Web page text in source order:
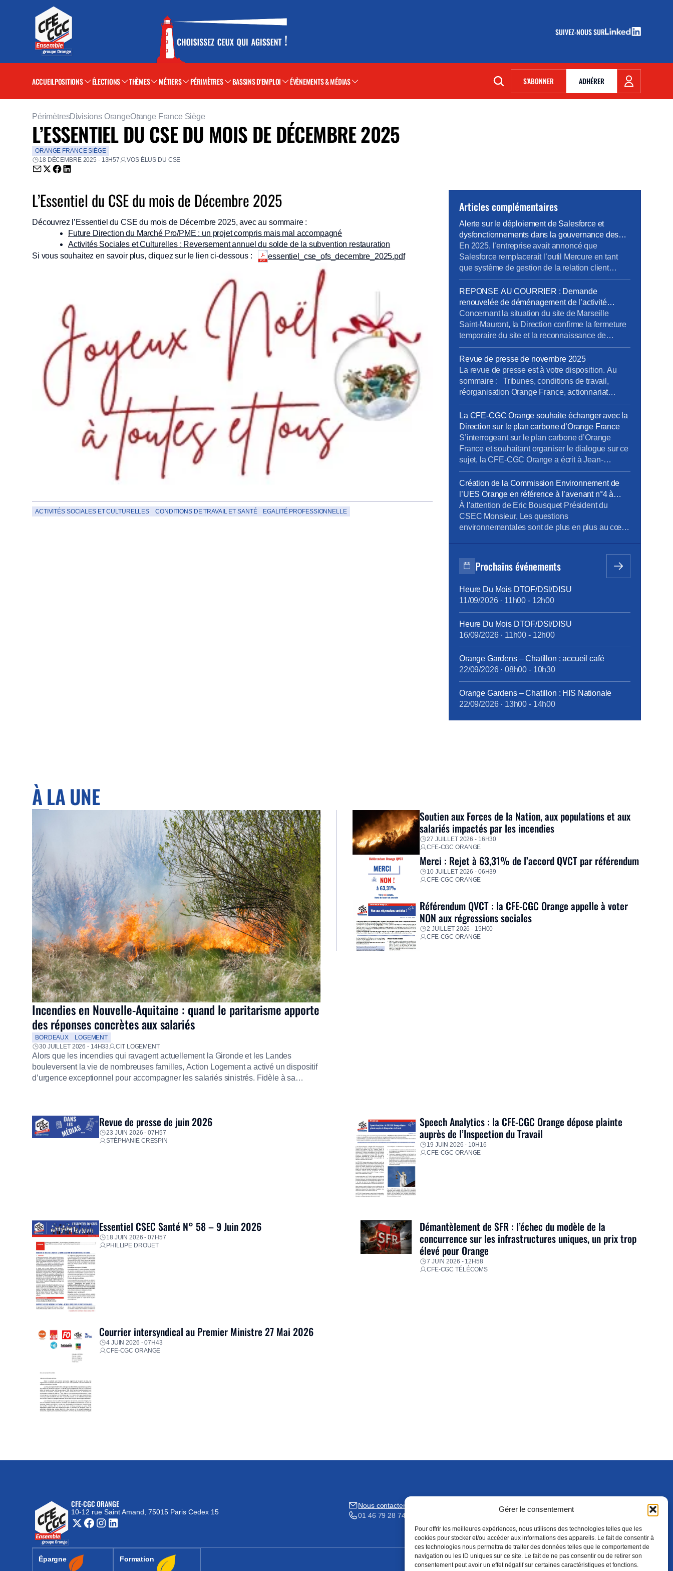
Gérer le consentement
Pour offrir les meilleures expériences, nous utilisons des technologies telles que les
cookies pour stocker et/ou accéder aux informations des appareils. Le fait de consentir à
ces technologies nous permettra de traiter des données telles que le comportement de
navigation ou les ID uniques sur ce site. Le fait de ne pas consentir ou de retirer son
consentement peut avoir un effet négatif sur certaines caractéristiques et fonctions.
SUIVEZ-NOUS SUR
(NOUVELLE FENÊTRE)
ACCUEILPOSITIONS ÉLECTIONS THÈMES MÉTIERS PÉRIMÈTRES BASSINS D'EMPLOI ÉVÈNEMENTS & MÉDIAS S'ABONNER(NOUVELLE FENÊTRE)
ADHÉRER
PérimètresDivisions OrangeOrange France Siège
L’ESSENTIEL DU CSE DU MOIS DE DÉCEMBRE 2025
ORANGE FRANCE SIÈGE
18 DÉCEMBRE 2025 - 13H57
VOS ÉLUS DU CSE
Envoyer par email (nouvelle fenêtre)
Partager sur Twitter (nouvelle fenêtre)
Partager sur Facebook (nouvelle fenêtre)
Partager sur LinkedIn (nouvelle fenêtre)
L’Essentiel du CSE du mois de Décembre 2025
Découvrez l’Essentiel du CSE du mois de Décembre 2025, avec au sommaire :
Future Direction du Marché Pro/PME : un projet compris mais mal accompagné
Activités Sociales et Culturelles : Reversement annuel du solde de la subvention restauration
Si vous souhaitez en savoir plus, cliquez sur le lien ci-dessous :
essentiel_cse_ofs_decembre_2025.pdf
ACTIVITÉS SOCIALES ET CULTURELLES CONDITIONS DE TRAVAIL ET SANTÉ EGALITÉ PROFESSIONNELLE
Articles complémentaires
Alerte sur le déploiement de Salesforce et
dysfonctionnements dans la gouvernance des
projets métiers
En 2025, l’entreprise avait annoncé que
Salesforce remplacerait l’outil Mercure en tant
que système de gestion de la relation client
(CRM). À cette occasion, la Direction Pro-PME et
la Direction du Système d’Information (DSI)
avaient sollicité chaque métier pour élaborer un
cahier des charges rigoureux, destiné à prendre
en compte les besoins terrain spécifiques de […]
REPONSE AU COURRIER : Demande
renouvelée de déménagement de l’activité
tertiaire du site de Marseille Saint-Mauront
Concernant la situation du site de Marseille
Saint-Mauront, la Direction confirme la fermeture
temporaire du site et la reconnaissance de
risques graves pour la sécurité des salariés,
mais ne répond pas à l’exigence essentielle
formulée par la CFE-CGC Orange : une décision
claire et définitive sur le non-retour des activités
tertiaires. {loadmoduleid 245}
mauront_9janv26.pdf Retrouvez le […]
Revue de presse de novembre 2025
La revue de presse est à votre disposition. Au
sommaire : Tribunes, conditions de travail,
réorganisation Orange France, actionnariat
salarial, vente SFR, opérateurs satellitaires. Pour
la consulter : revue de presse de novembre Pour
vous abonner gratuitement : s’abonner Vous
pouvez lire les articles au fil de leur publication
en rubrique Revue de presse, mais […]
La CFE-CGC Orange souhaite échanger avec la
Direction sur le plan carbone d’Orange France
S’interrogeant sur le plan carbone d’Orange
France et souhaitant organiser le dialogue sur ce
sujet, la CFE-CGC Orange a écrit à Jean-
François Fallacher. Objet : programme Orange
Carbone d’Orange France et lancement d’une
offre de Smart TV pour les Jeux Olympiques de
Paris Monsieur, En décembre dernier, vous avez
présenté le lancement du programme carbone
[…]
Création de la Commission Environnement de
l’UES Orange en référence à l’avenant n°4 à
l’accord portant sur le dialogue social au sein de
l’UES Orange _ document du 24 octobre 2023
À l’attention de Eric Bousquet Président du
CSEC Monsieur, Les questions
environnementales sont de plus en plus au cœur
questions et comme l’a mentionné Mr JF
Fallacher dans le Live « Lancement du
une priorité absolue […]
Prochains événements
Heure Du Mois DTOF/DSI/DISU
11/09/2026· 11h00 - 12h00
Heure Du Mois DTOF/DSI/DISU
16/09/2026· 11h00 - 12h00
Orange Gardens – Chatillon : accueil café
22/09/2026· 08h00 - 10h30
Orange Gardens – Chatillon : HIS Nationale
22/09/2026· 13h00 - 14h00
À LA UNE
Incendies en Nouvelle-Aquitaine : quand le paritarisme apporte
des réponses concrètes aux salariés
BORDEAUX
LOGEMENT
30 JUILLET 2026 - 14H33
CIT LOGEMENT
Alors que les incendies qui ravagent actuellement la Gironde et les Landes
bouleversent la vie de nombreuses familles, Action Logement a activé un dispositif
d’urgence exceptionnel pour accompagner les salariés sinistrés. Fidèle à sa
Soutien aux Forces de la Nation, aux populations et aux
salariés impactés par les incendies
27 JUILLET 2026 - 16H30
CFE-CGC ORANGE
Merci : Rejet à 63,31% de l’accord QVCT par référendum
10 JUILLET 2026 - 06H39
CFE-CGC ORANGE
Référendum QVCT : la CFE-CGC Orange appelle à voter
NON aux régressions sociales
2 JUILLET 2026 - 15H00
CFE-CGC ORANGE
Revue de presse de juin 2026
23 JUIN 2026 - 07H57
STÉPHANIE CRESPIN
Speech Analytics : la CFE-CGC Orange dépose plainte
auprès de l’Inspection du Travail
19 JUIN 2026 - 10H16
CFE-CGC ORANGE
Essentiel CSEC Santé N° 58 – 9 Juin 2026
18 JUIN 2026 - 07H57
PHILLIPE DROUET
Démantèlement de SFR : l’échec du modèle de la
concurrence sur les infrastructures uniques, un prix trop
élevé pour Orange
7 JUIN 2026 - 12H58
CFE-CGC TÉLÉCOMS
Courrier intersyndical au Premier Ministre 27 Mai 2026
4 JUIN 2026 - 07H43
CFE-CGC ORANGE
CFE-CGC ORANGE
10-12 rue Saint Amand, 75015 Paris Cedex 15
(nouvelle fenêtre)
Nous contacter
01 46 79 28 74
S'ABONNER
(NOUVELLE FENÊTRE)
ADHÉRER
Épargne
(nouvelle fenêtre) Formation
(nouvelle fenêtre)